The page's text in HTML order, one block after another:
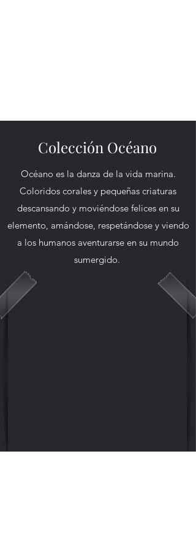
Colección Océano
Océano es la danza de la vida marina.
Coloridos corales y pequeñas criaturas
descansando y moviéndose felices en su
elemento, amándose, respetándose y viendo
a los humanos aventurarse en su mundo
sumergido.